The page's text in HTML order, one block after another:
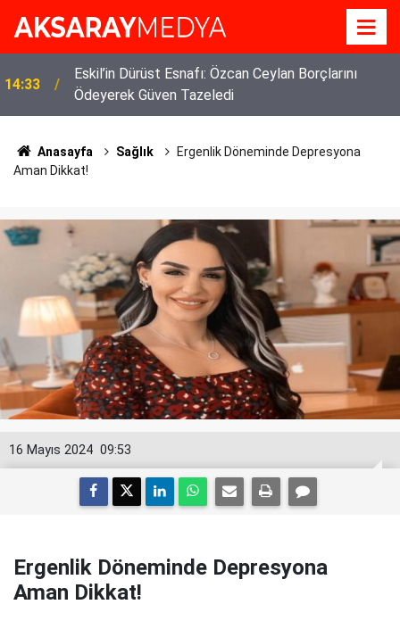
14:33
Eskil’in Dürüst Esnafı: Özcan Ceylan Borçlarını
Ödeyerek Güven Tazeledi
Anasayfa Sağlık
Ergenlik Döneminde Depresyona
Aman Dikkat!
09:53
16 Mayıs 2024
Ergenlik Döneminde Depresyona
Aman Dikkat!